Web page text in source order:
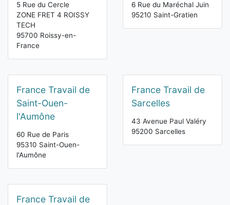
5 Rue du Cercle
ZONE FRET 4 ROISSY
TECH
95700 Roissy-en-
France
6 Rue du Maréchal Juin
95210 Saint-Gratien
France Travail de
Saint-Ouen-
l'Aumône
60 Rue de Paris
95310 Saint-Ouen-
l'Aumône
France Travail de
Sarcelles
43 Avenue Paul Valéry
95200 Sarcelles
France Travail de